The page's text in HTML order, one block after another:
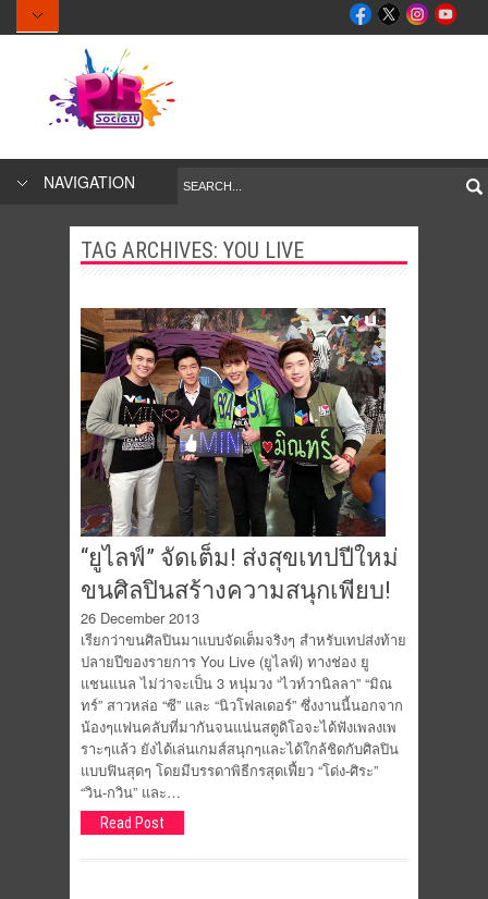
NAVIGATION
TAG ARCHIVES: YOU LIVE
“ยูไลฟ์” จัดเต็ม! ส่งสุขเทปปีใหม่
ขนศิลปินสร้างความสนุกเพียบ!
26 December 2013
เรียกว่าขนศิลปินมาแบบจัดเต็มจริงๆ สำหรับเทปส่งท้าย
ปลายปีของรายการ You Live (ยูไลฟ์) ทางช่อง ยู
แชนแนล ไม่ว่าจะเป็น 3 หนุ่มวง “ไวท์วานิลลา” “มิณ
ทร์” สาวหล่อ “ซี” และ “นิวโฟลเดอร์” ซึ่งงานนี้นอกจาก
น้องๆแฟนคลับที่มากันจนแน่นสตูดิโอจะได้ฟังเพลงเพ
ราะๆแล้ว ยังได้เล่นเกมส์สนุกๆและได้ใกล้ชิดกับศิลปิน
แบบฟินสุดๆ โดยมีบรรดาพิธีกรสุดเฟี้ยว “โด่ง-ศิระ”
“วิน-กวิน” และ…
Read Post